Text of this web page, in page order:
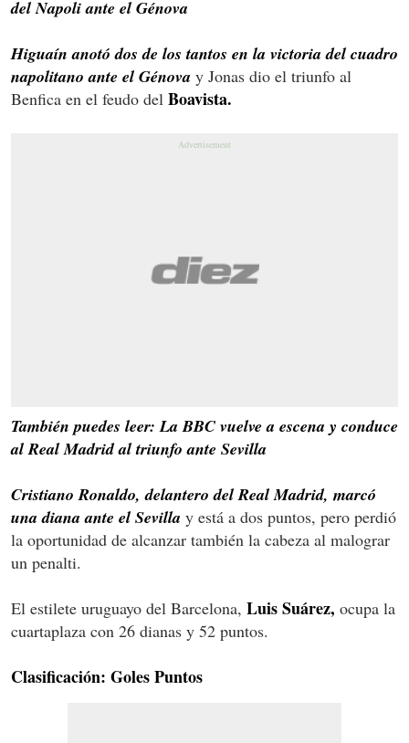
del Napoli ante el Génova
Higuaín anotó dos de los tantos en la victoria del cuadro
napolitano ante el Génova y Jonas dio el triunfo al
Benfica en el feudo del Boavista.
También puedes leer: La BBC vuelve a escena y conduce
al Real Madrid al triunfo ante Sevilla
Cristiano Ronaldo, delantero del Real Madrid, marcó
una diana ante el Sevilla y está a dos puntos, pero perdió
la oportunidad de alcanzar también la cabeza al malograr
un penalti.
El estilete uruguayo del Barcelona, Luis Suárez, ocupa la
cuartaplaza con 26 dianas y 52 puntos.
Clasificación: Goles Puntos